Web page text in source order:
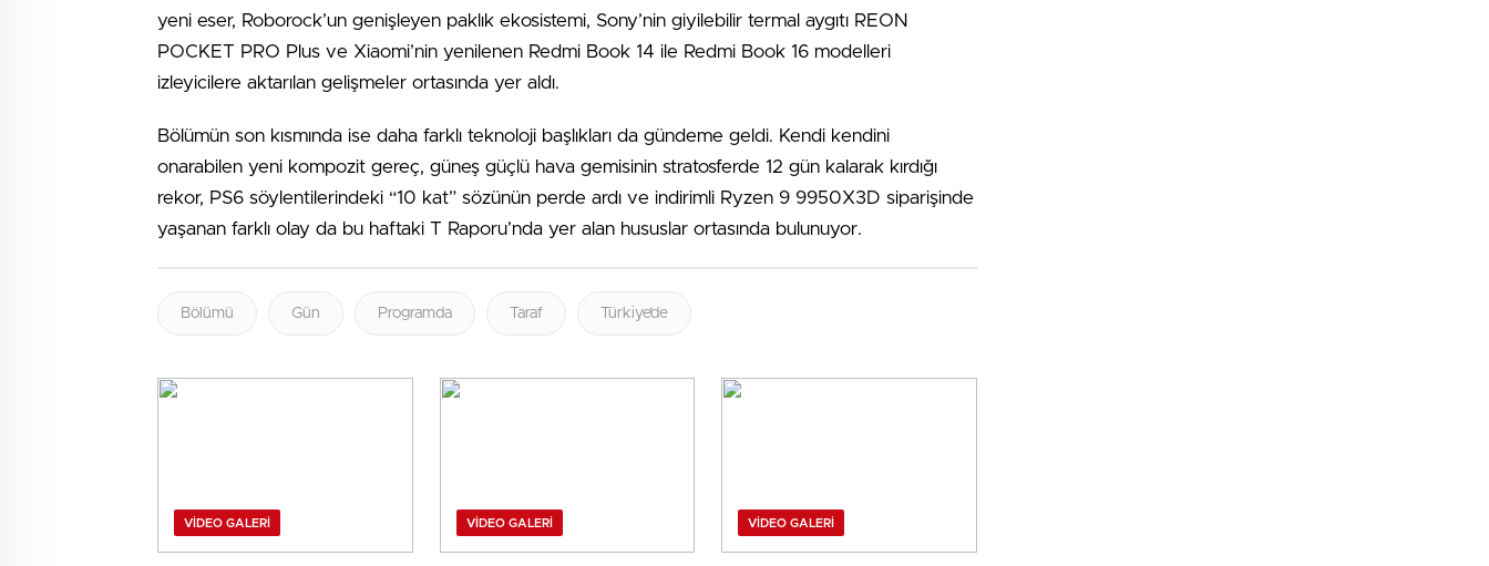
yeni eser, Roborock’un genişleyen paklık ekosistemi, Sony’nin giyilebilir termal aygıtı REON
POCKET PRO Plus ve Xiaomi’nin yenilenen Redmi Book 14 ile Redmi Book 16 modelleri
izleyicilere aktarılan gelişmeler ortasında yer aldı.
Bölümün son kısmında ise daha farklı teknoloji başlıkları da gündeme geldi. Kendi kendini
onarabilen yeni kompozit gereç, güneş güçlü hava gemisinin stratosferde 12 gün kalarak kırdığı
rekor, PS6 söylentilerindeki “10 kat” sözünün perde ardı ve indirimli Ryzen 9 9950X3D siparişinde
yaşanan farklı olay da bu haftaki T Raporu’nda yer alan hususlar ortasında bulunuyor.
Bölümü Gün Programda Taraf Türkiye’de
VIDEO GALERI VIDEO GALERI VIDEO GALERI